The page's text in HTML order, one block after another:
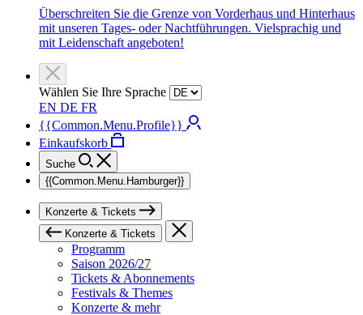
Überschreiten Sie die Grenze von Vorderhaus und Hinterhaus
mit unseren Tages- oder Nachtführungen. Vielsprachig und
mit Leidenschaft angeboten!
Wählen Sie Ihre Sprache
EN DE FR
{{Common.Menu.Profile}}
Einkaufskorb
Suche
{{Common.Menu.Hamburger}}
Konzerte & Tickets
Konzerte & Tickets
Programm
Saison 2026/27
Tickets & Abonnements
Festivals & Themes
Konzerte & mehr